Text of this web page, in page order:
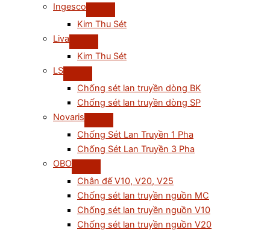
Ingesco
Kim Thu Sét
Liva
Kim Thu Sét
LS
Chống sét lan truyền dòng BK
Chống sét lan truyền dòng SP
Novaris
Chống Sét Lan Truyền 1 Pha
Chống Sét Lan Truyền 3 Pha
OBO
Chân đế V10, V20, V25
Chống sét lan truyền nguồn MC
Chống sét lan truyền nguồn V10
Chống sét lan truyền nguồn V20